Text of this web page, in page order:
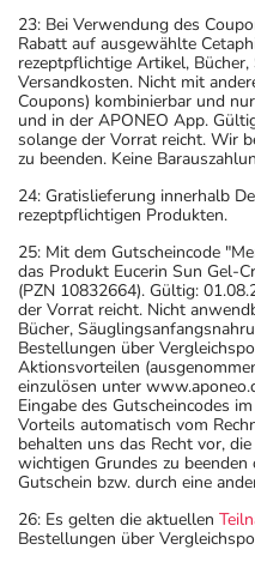
23: Bei Verwendung des
Rabatt auf ausgewählte
rezeptpflichtige Artikel,
Versandkosten. Nicht mit
Coupons) kombinierbar und
und in der APONEO App.
solange der Vorrat reicht. Wir
zu beenden. Keine
24: Gratislieferung innerhalb
rezeptpflichtigen Produkten.
25: Mit dem Gutscheincode
das Produkt Eucerin Sun Gel-
(PZN 10832664). Gültig:
der Vorrat reicht. Nicht
Bücher,
Bestellungen über
Aktionsvorteilen
einzulösen unter
Eingabe des Gutscheincodes
Vorteils automatisch vom
behalten uns das Recht vor,
wichtigen Grundes zu
Gutschein bzw. durch eine
26: Es gelten die aktuellen
Bestellungen über